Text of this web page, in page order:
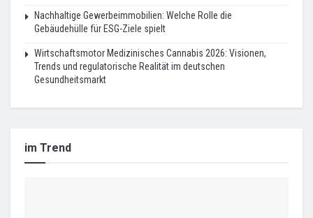
Nachhaltige Gewerbeimmobilien: Welche Rolle die
Gebäudehülle für ESG-Ziele spielt
Wirtschaftsmotor Medizinisches Cannabis 2026: Visionen,
Trends und regulatorische Realität im deutschen
Gesundheitsmarkt
im Trend